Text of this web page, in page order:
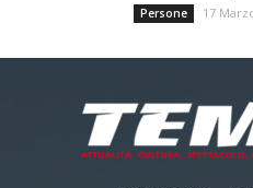
Persone 17